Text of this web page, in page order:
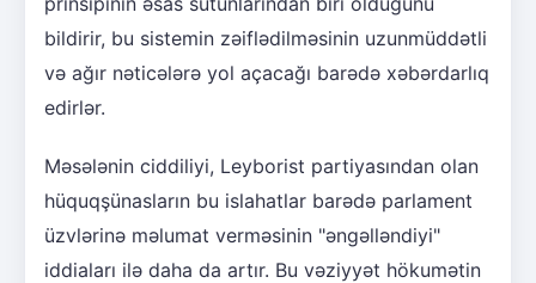
bildirir, bu sistemin zəiflədilməsinin uzunmüddətli
və ağır nəticələrə yol açacağı barədə xəbərdarlıq
edirlər.
Məsələnin ciddiliyi, Leyborist partiyasından olan
hüquqşünasların bu islahatlar barədə parlament
üzvlərinə məlumat verməsinin "əngəlləndiyi"
iddiaları ilə daha da artır. Bu vəziyyət hökumətin